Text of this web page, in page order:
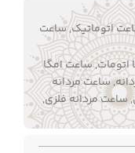
اتوماتیک,ساعت
اتومات,ساعت امگا
,ساعت مردانه
,ساعت مردانه فلزی,